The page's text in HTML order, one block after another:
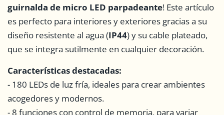
guirnalda de micro LED parpadeante! Este artículo
es perfecto para interiores y exteriores gracias a su
diseño resistente al agua (IP44) y su cable plateado,
que se integra sutilmente en cualquier decoración.
Características destacadas:
- 180 LEDs de luz fría, ideales para crear ambientes
acogedores y modernos.
- 8 funciones con control de memoria, para variar